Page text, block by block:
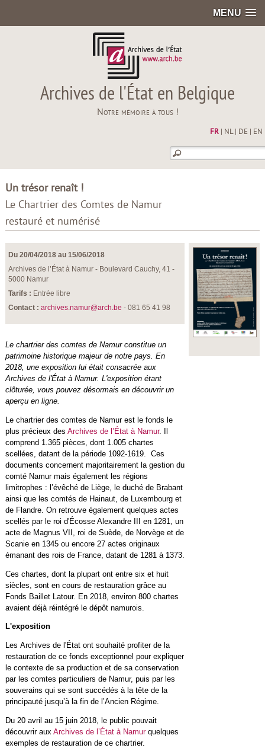
MENU
Archives de l'État en Belgique
Notre mémoire à tous !
FR| NL| DE EN
Un trésor renaît !
Le Chartrier des Comtes de Namur
restauré et numérisé
Du 20/04/2018 au 15/06/2018
Archives de l’État à Namur - Boulevard Cauchy, 41 -
5000 Namur
Tarifs : Entrée libre
Contact : archives.namur@arch.be - 081 65 41 98
Le chartrier des comtes de Namur constitue un
patrimoine historique majeur de notre pays. En
2018, une exposition lui était consacrée aux
Archives de l'État à Namur. L'exposition étant
clôturée, vous pouvez désormais en découvrir un
aperçu en ligne.
Le chartrier des comtes de Namur est le fonds le
plus précieux des Archives de l’État à Namur. Il
comprend 1.365 pièces, dont 1.005 chartes
scellées, datant de la période 1092-1619. Ces
documents concernent majoritairement la gestion du
comté Namur mais également les régions
limitrophes : l’évêché de Liège, le duché de Brabant
ainsi que les comtés de Hainaut, de Luxembourg et
de Flandre. On retrouve également quelques actes
scellés par le roi d'Écosse Alexandre III en 1281, un
acte de Magnus VII, roi de Suède, de Norvège et de
Scanie en 1345 ou encore 27 actes originaux
émanant des rois de France, datant de 1281 à 1373.
Ces chartes, dont la plupart ont entre six et huit
siècles, sont en cours de restauration grâce au
Fonds Baillet Latour. En 2018, environ 800 chartes
avaient déjà réintégré le dépôt namurois.
L'exposition
Les Archives de l'État ont souhaité profiter de la
restauration de ce fonds exceptionnel pour expliquer
le contexte de sa production et de sa conservation
par les comtes particuliers de Namur, puis par les
souverains qui se sont succédés à la tête de la
principauté jusqu’à la fin de l’Ancien Régime.
Du 20 avril au 15 juin 2018, le public pouvait
découvrir aux Archives de l’État à Namurquelques
exemples de restauration de ce chartrier.